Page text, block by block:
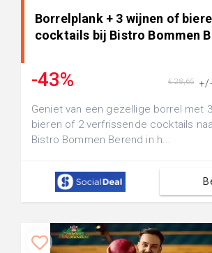
Borrelplank + 3 wijnen of
cocktails bij Bistro Bommen
-43% +/-
€ 28,65
Geniet van een gezellige borrel met
bieren of 2 verfrissende cocktails
Bistro Bommen Berend in h...